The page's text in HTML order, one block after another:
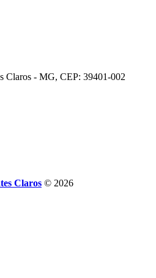
Claros - MG, CEP: 39401-002
Claros © 2026